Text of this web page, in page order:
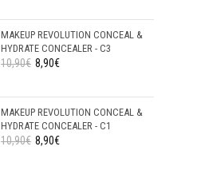
MAKEUP REVOLUTION CONCEAL &
HYDRATE CONCEALER - C3
10,90€ 8,90€
MAKEUP REVOLUTION CONCEAL &
HYDRATE CONCEALER - C1
10,90€ 8,90€